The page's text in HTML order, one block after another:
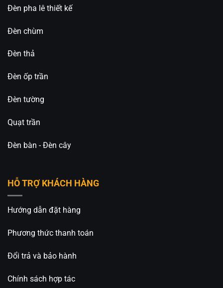
Đèn pha lê thiết kế
Đèn chùm
Đèn thả
Đèn ốp trần
Đèn tường
Quạt trần
Đèn bàn - Đèn cây
HỖ TRỢ KHÁCH HÀNG
Hướng dẫn đặt hàng
Phương thức thanh toán
Đổi trả và bảo hành
Chính sách hợp tác